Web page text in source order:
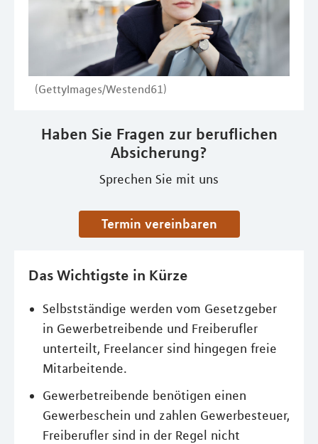
(GettyImages/Westend61)
Haben Sie Fragen zur beruflichen
Absicherung?
Sprechen Sie mit uns
Termin vereinbaren
Das Wichtigste in Kürze
Selbstständige werden vom Gesetzgeber
in Gewerbetreibende und Freiberufler
unterteilt, Freelancer sind hingegen freie
Mitarbeitende.
Gewerbetreibende benötigen einen
Gewerbeschein und zahlen Gewerbesteuer,
Freiberufler sind in der Regel nicht